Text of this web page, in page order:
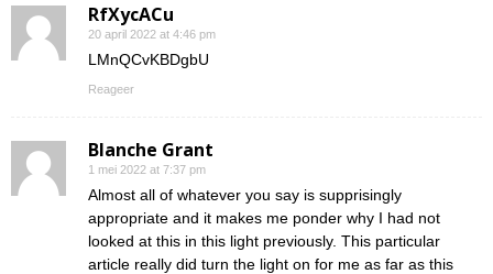
RfXycACu
20 april 2022 at 4:46 pm
LMnQCvKBDgbU
Reageer
Blanche Grant
1 mei 2022 at 7:37 pm
Almost all of whatever you say is supprisingly
appropriate and it makes me ponder why I had not
looked at this in this light previously. This particular
article really did turn the light on for me as far as this